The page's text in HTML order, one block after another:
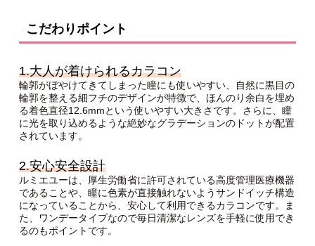
こだわりポイント
1.大人が着けられるカラコン
輪郭がぼやけてきてしまった瞳にも使いやすい、自然に黒目の
輪郭を整える細フチのデザインが特徴で、ほんのり余白を埋め
る着色直径12.6mmという使いやすい大きさです。さらに、瞳
に光を取り込めるような絶妙なグラデーションのドットが配置
されています。
2.安心安全設計
ルミエユーは、厚生労働省に許可されている高度管理医療機器
であることや、瞳に色素が直接触れないようサンドイッチ構造
になっていることから、安心して利用できるカラコンです。ま
た、ワンデータイプなので毎日清潔なレンズを手軽に使用でき
るのもポイントです。